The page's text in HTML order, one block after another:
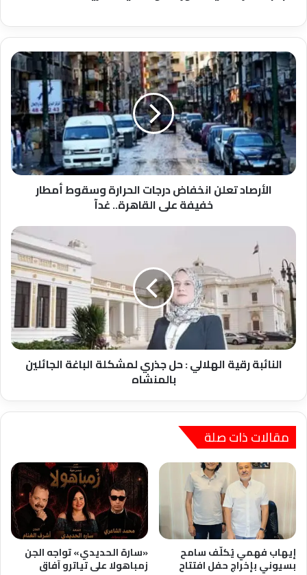
الأرصاد
تعلن
انخفاض
درجات
الحرارة
وسقوط
أمطار
خفيفة
على
القاهرة..الأرصاد تعلن انخفاض درجات الحرارة وسقوط أمطار
خفيفة على القاهرة.. غدآ
النائبة
الهلالي
:
حل
جذري
لمشكلة
الباغة
الجائلين
بالمنشاه
النائبة رقية الهلالي : حل جذري لمشكلة الباغة الجائلين
بالمنشاه
مقالات ذات صلة
إيهاب فهمي يُكلّف سامح
بسيوني بإخراج حفل افتتاح
«سارة الحديدي» تواجه الجن
زمباهولا على تياترو آفاق